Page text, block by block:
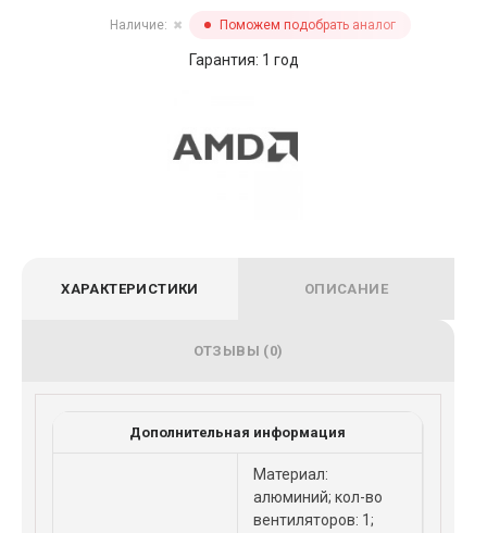
ХАРАКТЕРИСТИКИ ОПИСАНИЕ
ОТЗЫВЫ (0)
Дополнительная информация
Материал:
алюминий; кол-во
вентиляторов: 1;
Наличие: ✖ Поможем подобрать аналог
Гарантия: 1 год